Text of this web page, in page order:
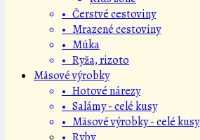
• Čerstvé cestoviny
• Mrazené cestoviny
• Múka
• Ryža, rizoto
Mäsové výrobky
• Hotové nárezy
• Salámy - celé kusy
• Mäsové výrobky - celé kusy